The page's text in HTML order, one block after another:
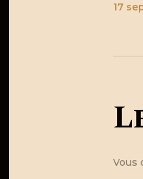
17
Vous